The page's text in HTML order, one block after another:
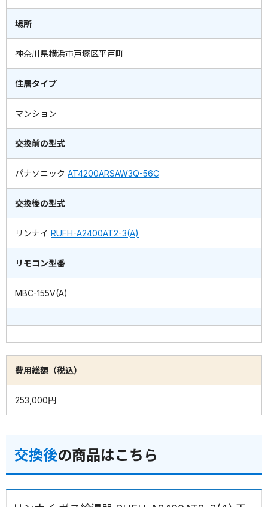
場所
神奈川県横浜市戸塚区平戸町
住居タイプ
マンション
交換前の型式
パナソニック AT4200ARSAW3Q-56C
交換後の型式
リンナイ RUFH-A2400AT2-3(A)
リモコン型番
MBC-155V(A)
費用総額（税込）
253,000円
交換後の商品はこちら